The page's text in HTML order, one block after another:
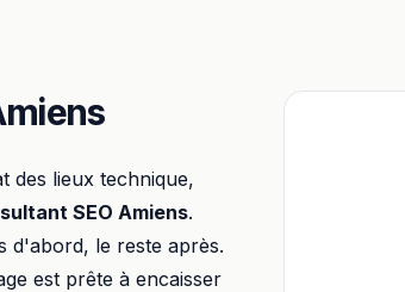
des lieux technique,
SEO Amiens.
d'abord, le reste après.
est prête à encaisser